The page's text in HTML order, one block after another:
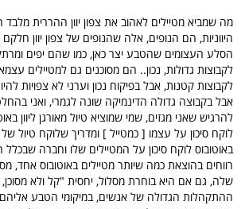
מה שמביא מטיילים לאהוב את צפון יוון ההררית מלבד
היווניות, הם הנופים, אלה שהנופים של צפון יוון
הסלע העצומים שהטבע יצר כאן, כמו שהם יפים
לקבוצות גדולות, נכון.. הם מסוכנים גם למטיילים
לקבוצות קטנות, אבל בפיקוח נכון וערני לא צפויות
אבל בקבוצה גדולה הדינמיקה שונה לגמרי, ואני
באוטובוס לוקח סיכון על המטיילים שלו וחברה
רווחים בהוצאת כמה שיותר מטיילים באוטובוס אחד,
שלה, גם אם היא בוחרת מסלול, יחסית "קל ולא
ההתקהלות הגדולה של אנשים, במיקומי הטבע אליהם